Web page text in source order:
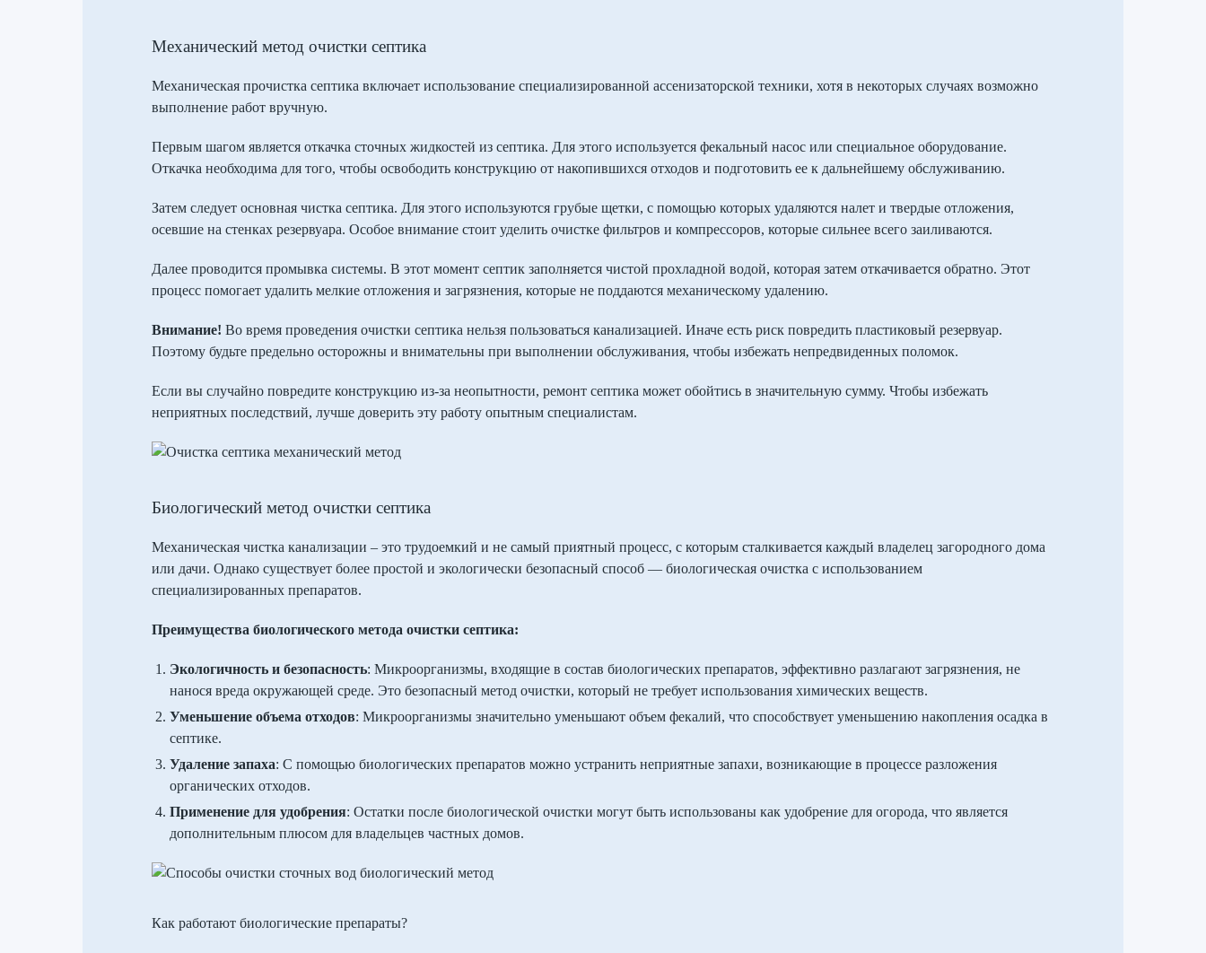
Механический метод очистки септика
Механическая прочистка септика включает использование специализированной ассенизаторской техники, хотя в некоторых случаях возможно
выполнение работ вручную.
Первым шагом является откачка сточных жидкостей из септика. Для этого используется фекальный насос или специальное оборудование.
Откачка необходима для того, чтобы освободить конструкцию от накопившихся отходов и подготовить ее к дальнейшему обслуживанию.
Затем следует основная чистка септика. Для этого используются грубые щетки, с помощью которых удаляются налет и твердые отложения,
осевшие на стенках резервуара. Особое внимание стоит уделить очистке фильтров и компрессоров, которые сильнее всего заиливаются.
Далее проводится промывка системы. В этот момент септик заполняется чистой прохладной водой, которая затем откачивается обратно. Этот
процесс помогает удалить мелкие отложения и загрязнения, которые не поддаются механическому удалению.
Внимание! Во время проведения очистки септика нельзя пользоваться канализацией. Иначе есть риск повредить пластиковый резервуар.
Поэтому будьте предельно осторожны и внимательны при выполнении обслуживания, чтобы избежать непредвиденных поломок.
Если вы случайно повредите конструкцию из-за неопытности, ремонт септика может обойтись в значительную сумму. Чтобы избежать
неприятных последствий, лучше доверить эту работу опытным специалистам.
Биологический метод очистки септика
Механическая чистка канализации – это трудоемкий и не самый приятный процесс, с которым сталкивается каждый владелец загородного дома
или дачи. Однако существует более простой и экологически безопасный способ — биологическая очистка с использованием
специализированных препаратов.
Преимущества биологического метода очистки септика:
Экологичность и безопасность: Микроорганизмы, входящие в состав биологических препаратов, эффективно разлагают загрязнения, не
нанося вреда окружающей среде. Это безопасный метод очистки, который не требует использования химических веществ.
Уменьшение объема отходов: Микроорганизмы значительно уменьшают объем фекалий, что способствует уменьшению накопления осадка в
септике.
Удаление запаха: С помощью биологических препаратов можно устранить неприятные запахи, возникающие в процессе разложения
органических отходов.
Применение для удобрения: Остатки после биологической очистки могут быть использованы как удобрение для огорода, что является
дополнительным плюсом для владельцев частных домов.
Как работают биологические препараты?